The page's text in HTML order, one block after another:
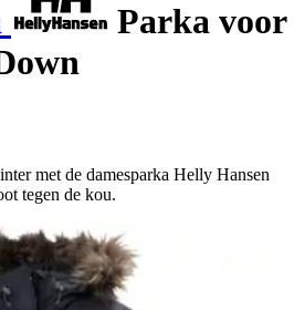
Parka voor
met de damesparka Helly Hansen
tegen de kou.